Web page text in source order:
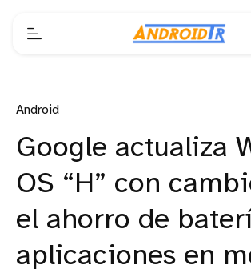
Android
Google actualiza
OS “H” con
el ahorro de
aplicaciones en